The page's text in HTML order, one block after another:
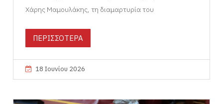
Χάρης Μαμουλάκης, τη διαμαρτυρία του
ΠΕΡΙΣΣΟΤΕΡΑ
18 Ιουνίου 2026